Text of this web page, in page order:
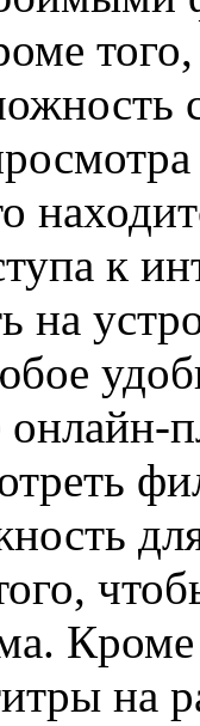
к
на
онлайн-
на